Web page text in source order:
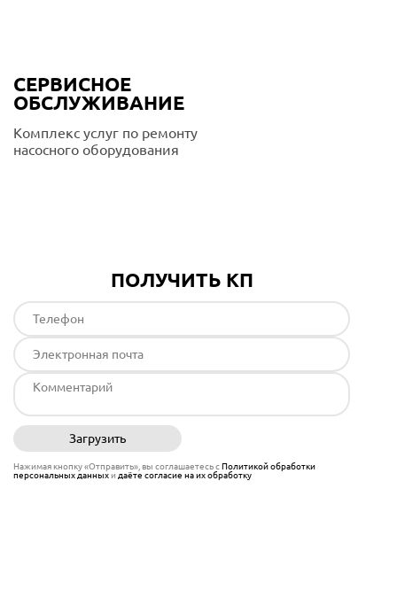
СЕРВИСНОЕ
ОБСЛУЖИВАНИЕ
Комплекс услуг по ремонту
насосного оборудования
ПОЛУЧИТЬ КП
Загрузить
Нажимая кнопку «Отправить», вы соглашаетесь сПолитикой обработки
персональных данныхи даёте согласие на их обработку